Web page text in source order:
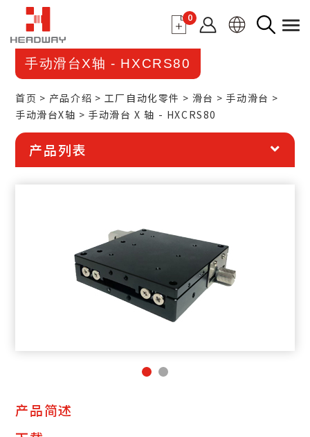
0
手动滑台X轴 - HXCRS80
首页 产品介绍 工厂自动化零件 滑台
手动滑台
手动滑台X轴
手动滑台 X 轴 - HXCRS80
产品列表
产品简述